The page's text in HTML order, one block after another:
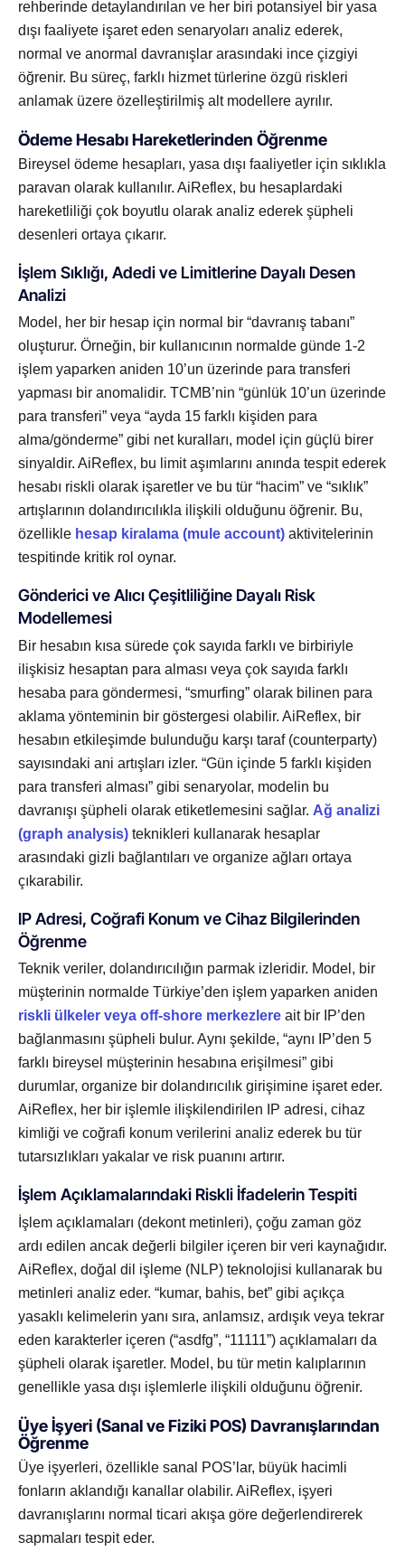
rehberinde detaylandırılan ve her biri potansiyel bir yasa
dışı faaliyete işaret eden senaryoları analiz ederek,
normal ve anormal davranışlar arasındaki ince çizgiyi
öğrenir. Bu süreç, farklı hizmet türlerine özgü riskleri
anlamak üzere özelleştirilmiş alt modellere ayrılır.
Ödeme Hesabı Hareketlerinden Öğrenme
Bireysel ödeme hesapları, yasa dışı faaliyetler için sıklıkla
paravan olarak kullanılır. AiReflex, bu hesaplardaki
hareketliliği çok boyutlu olarak analiz ederek şüpheli
desenleri ortaya çıkarır.
İşlem Sıklığı, Adedi ve Limitlerine Dayalı Desen
Analizi
Model, her bir hesap için normal bir “davranış tabanı”
oluşturur. Örneğin, bir kullanıcının normalde günde 1-2
işlem yaparken aniden 10’un üzerinde para transferi
yapması bir anomalidir. TCMB’nin “günlük 10’un üzerinde
para transferi” veya “ayda 15 farklı kişiden para
alma/gönderme” gibi net kuralları, model için güçlü birer
sinyaldir. AiReflex, bu limit aşımlarını anında tespit ederek
hesabı riskli olarak işaretler ve bu tür “hacim” ve “sıklık”
artışlarının dolandırıcılıkla ilişkili olduğunu öğrenir. Bu,
özellikle hesap kiralama (mule account) aktivitelerinin
tespitinde kritik rol oynar.
Gönderici ve Alıcı Çeşitliliğine Dayalı Risk
Modellemesi
Bir hesabın kısa sürede çok sayıda farklı ve birbiriyle
ilişkisiz hesaptan para alması veya çok sayıda farklı
hesaba para göndermesi, “smurfing” olarak bilinen para
aklama yönteminin bir göstergesi olabilir. AiReflex, bir
hesabın etkileşimde bulunduğu karşı taraf (counterparty)
sayısındaki ani artışları izler. “Gün içinde 5 farklı kişiden
para transferi alması” gibi senaryolar, modelin bu
davranışı şüpheli olarak etiketlemesini sağlar. Ağ analizi
(graph analysis) teknikleri kullanarak hesaplar
arasındaki gizli bağlantıları ve organize ağları ortaya
çıkarabilir.
IP Adresi, Coğrafi Konum ve Cihaz Bilgilerinden
Öğrenme
Teknik veriler, dolandırıcılığın parmak izleridir. Model, bir
müşterinin normalde Türkiye’den işlem yaparken aniden
riskli ülkeler veya off-shore merkezlere ait bir IP’den
bağlanmasını şüpheli bulur. Aynı şekilde, “aynı IP’den 5
farklı bireysel müşterinin hesabına erişilmesi” gibi
durumlar, organize bir dolandırıcılık girişimine işaret eder.
AiReflex, her bir işlemle ilişkilendirilen IP adresi, cihaz
kimliği ve coğrafi konum verilerini analiz ederek bu tür
tutarsızlıkları yakalar ve risk puanını artırır.
İşlem Açıklamalarındaki Riskli İfadelerin Tespiti
İşlem açıklamaları (dekont metinleri), çoğu zaman göz
ardı edilen ancak değerli bilgiler içeren bir veri kaynağıdır.
AiReflex, doğal dil işleme (NLP) teknolojisi kullanarak bu
metinleri analiz eder. “kumar, bahis, bet” gibi açıkça
yasaklı kelimelerin yanı sıra, anlamsız, ardışık veya tekrar
eden karakterler içeren (“asdfg”, “11111”) açıklamaları da
şüpheli olarak işaretler. Model, bu tür metin kalıplarının
genellikle yasa dışı işlemlerle ilişkili olduğunu öğrenir.
Üye İşyeri (Sanal ve Fiziki POS) Davranışlarından
Öğrenme
Üye işyerleri, özellikle sanal POS’lar, büyük hacimli
fonların aklandığı kanallar olabilir. AiReflex, işyeri
davranışlarını normal ticari akışa göre değerlendirerek
sapmaları tespit eder.